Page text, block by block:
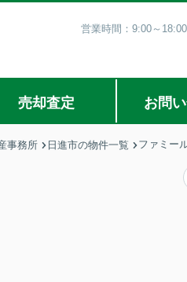
営業時間：9:00～
売却査定 お問
事務所 日進市の物件一覧 ファミー